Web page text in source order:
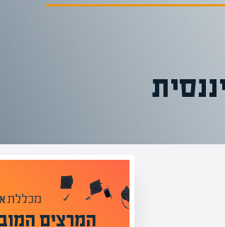
מומחים
מעל 1000 מומחים